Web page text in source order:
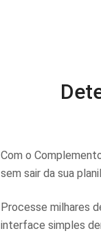
Com o
sem sair da sua
Processe milhares
interface simples